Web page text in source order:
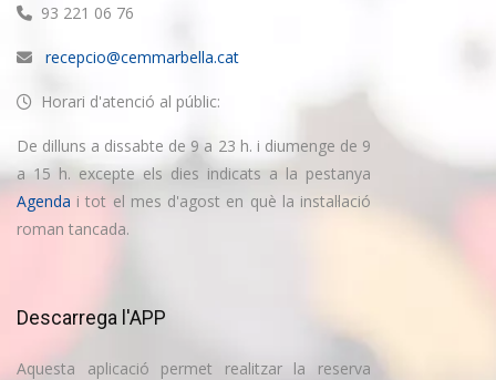
93 221 06 76
recepcio@cemmarbella.cat
Horari d'atenció al públic:
De dilluns a dissabte de 9 a 23 h. i diumenge de 9
a 15 h. excepte els dies indicats a la pestanya
Agenda i tot el mes d'agost en què la instal·lació
roman tancada.
Descarrega l'APP
Aquesta aplicació permet realitzar la reserva